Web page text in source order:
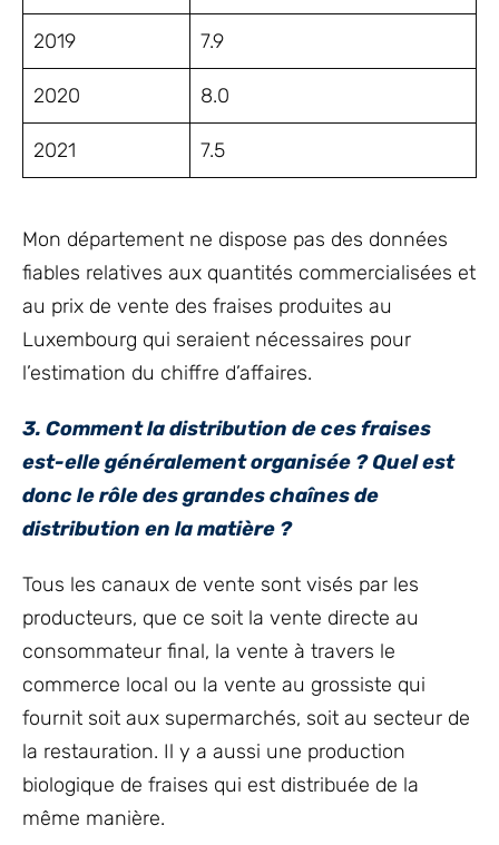
2019 7.9
2020 8.0
2021 7.5
Mon département ne dispose pas des données
fiables relatives aux quantités commercialisées et
au prix de vente des fraises produites au
Luxembourg qui seraient nécessaires pour
l’estimation du chiffre d’affaires.
3. Comment la distribution de ces fraises
est-elle généralement organisée ? Quel est
donc le rôle des grandes chaînes de
distribution en la matière ?
Tous les canaux de vente sont visés par les
producteurs, que ce soit la vente directe au
consommateur final, la vente à travers le
commerce local ou la vente au grossiste qui
fournit soit aux supermarchés, soit au secteur de
la restauration. Il y a aussi une production
biologique de fraises qui est distribuée de la
même manière.